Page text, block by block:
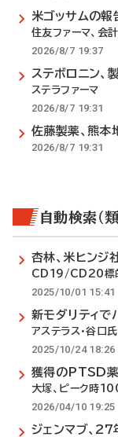
米ゴッサムの報
住友ファーマ、会
2026/8/7 19:37
ステボロニン、
ステラファーマ
2026/8/7 19:31
佐藤製薬、熊本
2026/8/7 19:31
自動検索（
杏林、米ヒンジ
CD19/CD20標
2025/10/01 15:41
新モダリティで
アステラス・谷口
2025/10/24 18:26
獲得のPTSD薬
大塚、ピーク時
2026/04/10 19:25
ジェンマブ、